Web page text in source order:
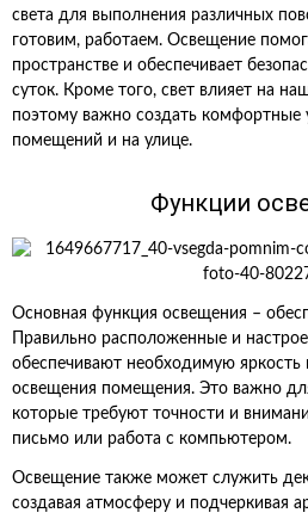
света для выполнения различных
готовим, работаем. Освещение
пространстве и обеспечивает
суток. Кроме того, свет влияет на
поэтому важно создать комфортные
помещений и на улице.
Функции
Основная функция освещения –
Правильно расположенные и
обеспечивают необходимую яркость
освещения помещения. Это важно
которые требуют точности и
письмо или работа с компьютером.
Освещение также может служить
создавая атмосферу и подчеркивая